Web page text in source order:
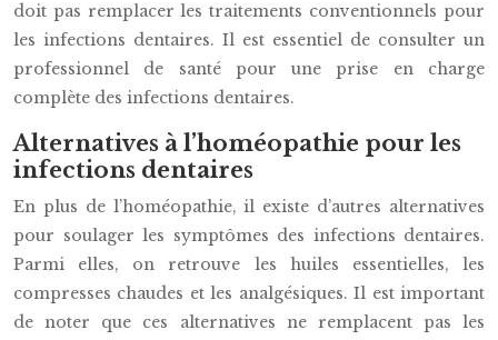
doit pas remplacer les traitements conventionnels pour
les infections dentaires. Il est essentiel de consulter un
professionnel de santé pour une prise en charge
complète des infections dentaires.
Alternatives à l’homéopathie pour les
infections dentaires
En plus de l’homéopathie, il existe d’autres alternatives
pour soulager les symptômes des infections dentaires.
Parmi elles, on retrouve les huiles essentielles, les
compresses chaudes et les analgésiques. Il est important
de noter que ces alternatives ne remplacent pas les